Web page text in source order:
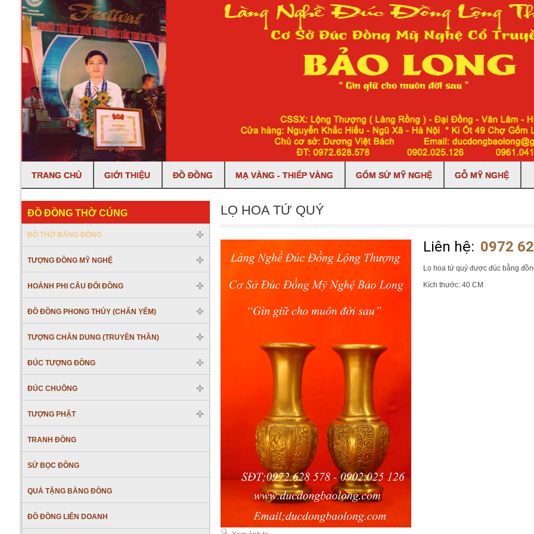
TRANG CHỦ GIỚI THIỆU ĐỒ ĐỒNG MẠ VÀNG - THIẾP VÀNG GỐM SỨ MỸ NGHỆ GỖ MỸ NGHỆ
LỌ HOA TỨ QUÝ
Liên hệ: 0972
Lọ hoa tứ quý được đúc bằng
Kích thước: 40 CM
ĐỒ ĐỒNG THỜ CÚNG
ĐỒ THỜ BẰNG ĐỒNG
TƯỢNG ĐỒNG MỸ NGHỆ
HOÀNH PHI CÂU ĐỐI ĐỒNG
ĐỒ ĐỒNG PHONG THỦY (CHẤN YỂM)
TƯỢNG CHÂN DUNG (TRUYỀN THẦN)
ĐÚC TƯỢNG ĐỒNG
ĐÚC CHUÔNG
TƯỢNG PHẬT
TRANH ĐỒNG
SỨ BỌC ĐỒNG
QUÀ TẶNG BẰNG ĐỒNG
ĐỒ ĐỒNG LIÊN DOANH